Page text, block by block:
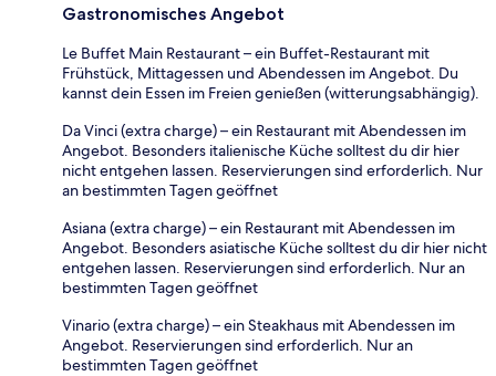
Gastronomisches Angebot
Le Buffet Main Restaurant – ein Buffet-Restaurant mit
Frühstück, Mittagessen und Abendessen im Angebot. Du
kannst dein Essen im Freien genießen (witterungsabhängig).
Da Vinci (extra charge) – ein Restaurant mit Abendessen im
Angebot. Besonders italienische Küche solltest du dir hier
nicht entgehen lassen. Reservierungen sind erforderlich. Nur
an bestimmten Tagen geöffnet
Asiana (extra charge) – ein Restaurant mit Abendessen im
Angebot. Besonders asiatische Küche solltest du dir hier nicht
entgehen lassen. Reservierungen sind erforderlich. Nur an
bestimmten Tagen geöffnet
Vinario (extra charge) – ein Steakhaus mit Abendessen im
Angebot. Reservierungen sind erforderlich. Nur an
bestimmten Tagen geöffnet